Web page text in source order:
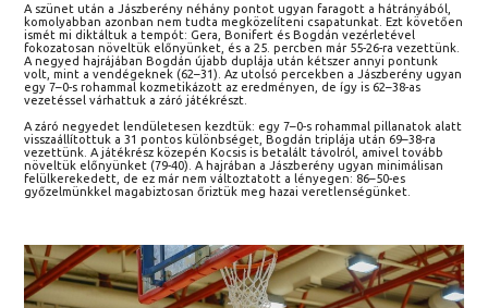
A szünet után a Jászberény néhány pontot ugyan faragott a hátrányából,
komolyabban azonban nem tudta megközelíteni csapatunkat. Ezt követően
ismét mi diktáltuk a tempót: Gera, Bonifert és Bogdán vezérletével
fokozatosan növeltük előnyünket, és a 25. percben már 55-26-ra vezettünk.
A negyed hajrájában Bogdán újabb duplája után kétszer annyi pontunk
volt, mint a vendégeknek (62–31). Az utolsó percekben a Jászberény ugyan
egy 7–0-s rohammal kozmetikázott az eredményen, de így is 62–38-as
vezetéssel várhattuk a záró játékrészt.
A záró negyedet lendületesen kezdtük: egy 7–0-s rohammal pillanatok alatt
visszaállítottuk a 31 pontos különbséget, Bogdán triplája után 69–38-ra
vezettünk. A játékrész közepén Kocsis is betalált távolról, amivel tovább
növeltük előnyünket (79-40). A hajrában a Jászberény ugyan minimálisan
felülkerekedett, de ez már nem változtatott a lényegen: 86–50-es
győzelmünkkel magabiztosan őriztük meg hazai veretlenségünket.